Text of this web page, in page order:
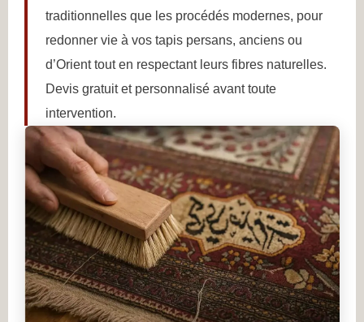
traditionnelles que les procédés modernes, pour
redonner vie à vos tapis persans, anciens ou
d’Orient tout en respectant leurs fibres naturelles.
Devis gratuit et personnalisé avant toute
intervention.